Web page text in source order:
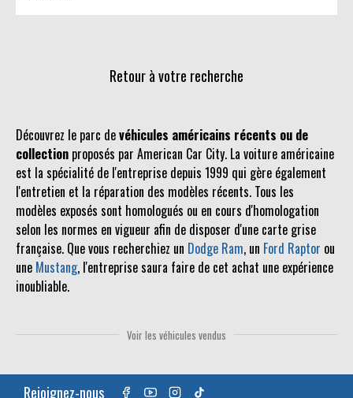
Découvrez le parc devéhicules américains récents ou de
collection proposés par American Car City. La voiture américaine
est la spécialité de l'entreprise depuis 1999 qui gère également
l'entretien et la réparation des modèles récents. Tous les
modèles exposés sont homologués ou en cours d'homologation
selon les normes en vigueur afin de disposer d'une carte grise
française. Que vous recherchiez un Dodge Ram, un Ford Raptor ou
une Mustang, l'entreprise saura faire de cet achat une expérience
inoubliable.
Retour à votre recherche
Voir les véhicules vendus
Rejoignez-nous